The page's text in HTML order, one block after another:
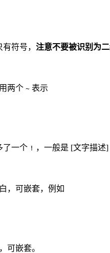
符号， 注意不要被识别为
两个 ~ 表示
了一个 ! ，一般是 [文字描述
，可嵌套，例如
可嵌套。